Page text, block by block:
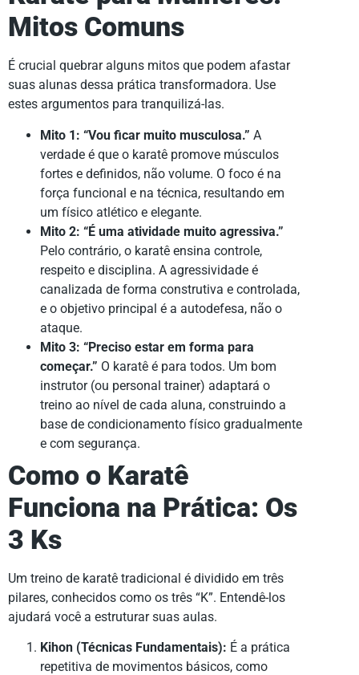
Mitos Comuns
É crucial quebrar alguns mitos que podem afastar
suas alunas dessa prática transformadora. Use
estes argumentos para tranquilizá-las.
Mito 1: “Vou ficar muito musculosa.” A
verdade é que o karatê promove músculos
fortes e definidos, não volume. O foco é na
força funcional e na técnica, resultando em
um físico atlético e elegante.
Mito 2: “É uma atividade muito agressiva.”
Pelo contrário, o karatê ensina controle,
respeito e disciplina. A agressividade é
canalizada de forma construtiva e controlada,
e o objetivo principal é a autodefesa, não o
ataque.
Mito 3: “Preciso estar em forma para
começar.” O karatê é para todos. Um bom
instrutor (ou personal trainer) adaptará o
treino ao nível de cada aluna, construindo a
base de condicionamento físico gradualmente
e com segurança.
Como o Karatê
Funciona na Prática: Os
3 Ks
Um treino de karatê tradicional é dividido em três
pilares, conhecidos como os três “K”. Entendê-los
ajudará você a estruturar suas aulas.
Kihon (Técnicas Fundamentais): É a prática
repetitiva de movimentos básicos, como